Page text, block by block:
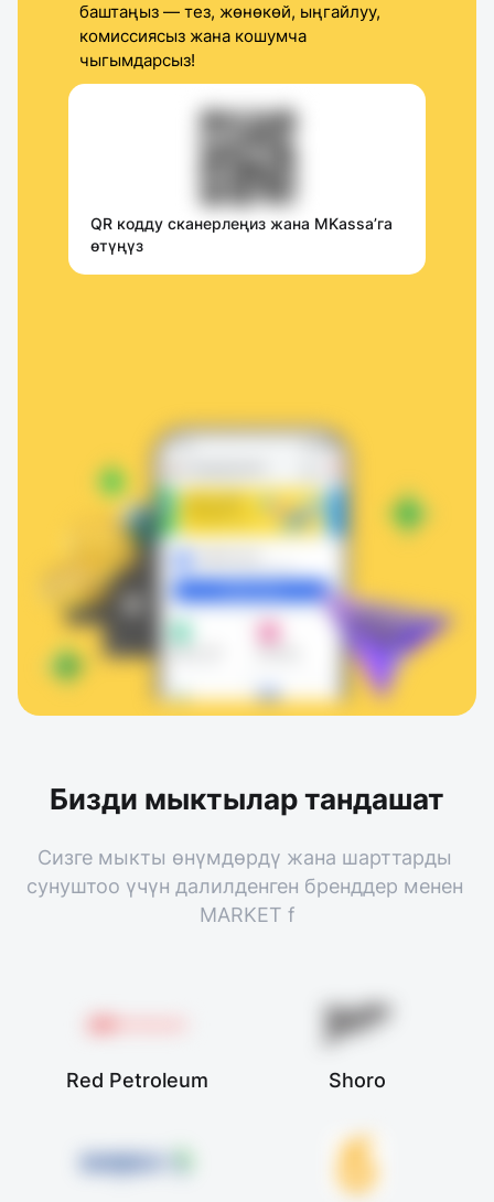
баштаңыз — тез, жөнөкөй, ыңгайлуу,
комиссиясыз жана кошумча
чыгымдарсыз!
QR кодду сканерлеңиз жана MKassa’га
өтүңүз
Бизди мыктылар тандашат
Сизге мыкты өнүмдөрдү жана шарттарды
сунуштоо үчүн далилденген бренддер менен
MARKET f
Red Petroleum Shoro